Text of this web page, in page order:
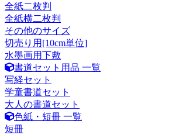
全紙二枚判
全紙横二枚判
その他のサイズ
切売り用[10cm単位]
水墨画用下敷
書道セット用品 一覧
写経セット
学童書道セット
大人の書道セット
色紙・短冊 一覧
短冊